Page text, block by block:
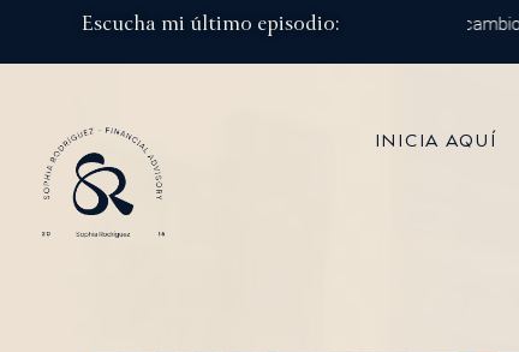
Escucha mi último episodio:
Episodio 215: De 100 mil dólares al millón: el cambio de
INICIA AQUÍ